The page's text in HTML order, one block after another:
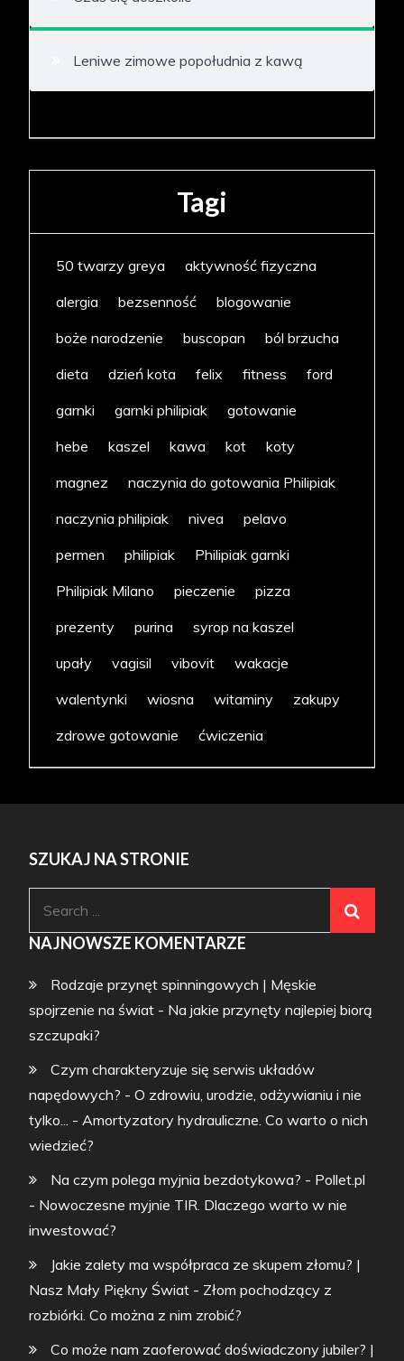
Leniwe zimowe popołudnia z kawą
Tagi
50 twarzy greya
aktywność fizyczna
alergia
bezsenność
blogowanie
boże narodzenie
buscopan
ból brzucha
dieta
dzień kota felix fitness
ford
garnki
garnki philipiak
gotowanie
hebe
kaszel kawa kot
koty
magnez
naczynia do gotowania Philipiak
naczynia philipiak
nivea
pelavo
permen
philipiak
Philipiak garnki
Philipiak Milano
pieczenie
pizza
prezenty
purina
syrop na kaszel
upały
vagisil vibovit
wakacje
walentynki
wiosna witaminy
zakupy
zdrowe gotowanie
ćwiczenia
SZUKAJ NA STRONIE
NAJNOWSZE KOMENTARZE
Rodzaje przynęt spinningowych | Męskie
spojrzenie na świat - Na jakie przynęty najlepiej biorą
szczupaki?
Czym charakteryzuje się serwis układów
napędowych? - O zdrowiu, urodzie, odżywianiu i nie
tylko... -Amortyzatory hydrauliczne. Co warto o nich
wiedzieć?
Na czym polega myjnia bezdotykowa? - Pollet.pl
- Nowoczesne myjnie TIR. Dlaczego warto w nie
inwestować?
Jakie zalety ma współpraca ze skupem złomu? |
Nasz Mały Piękny Świat - Złom pochodzący z
rozbiórki. Co można z nim zrobić?
Co może nam zaoferować doświadczony jubiler? |